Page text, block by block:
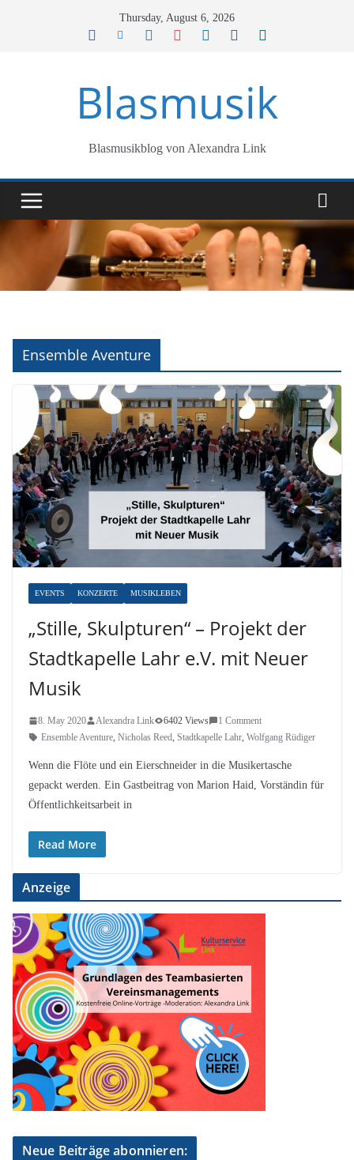
Thursday, August 6, 2026
Blasmusik
Blasmusikblog von Alexandra Link
Ensemble Aventure
EVENTS KONZERTE MUSIKLEBEN
„Stille, Skulpturen“ – Projekt der
Stadtkapelle Lahr e.V. mit Neuer
Musik
8. May 2020 Alexandra Link 6402 Views
1 Comment
Ensemble Aventure, Nicholas Reed, Stadtkapelle Lahr, Wolfgang Rüdiger
Wenn die Flöte und ein Eierschneider in die Musikertasche
gepackt werden. Ein Gastbeitrag von Marion Haid, Vorständin für
Öffentlichkeitsarbeit in
Read More
Anzeige
Neue Beiträge abonnieren: